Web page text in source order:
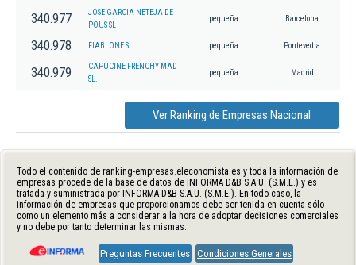
340.977
JOSE GARCIA NETEJA DE
POUS SL
pequeña Barcelona
340.978 FIABLONE SL. pequeña Pontevedra
340.979
CAPUCINE FRENCHY MAD
SL.
pequeña Madrid
Ver Ranking de Empresas Nacional
Todo el contenido de ranking-empresas.eleconomista.es y toda la información de
empresas procede de la base de datos de INFORMA D&B S.A.U. (S.M.E.) y es
tratada y suministrada por INFORMA D&B S.A.U. (S.M.E.). En todo caso, la
información de empresas que proporcionamos debe ser tenida en cuenta sólo
como un elemento más a considerar a la hora de adoptar decisiones comerciales
y no debe por tanto determinar las mismas.
Preguntas Frecuentes Condiciones Generales